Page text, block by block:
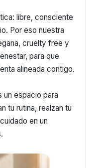
libre, consciente
Por eso nuestra
cruelty free y
para que
alineada contigo.
un espacio para
tu rutina, realzan tu
en un